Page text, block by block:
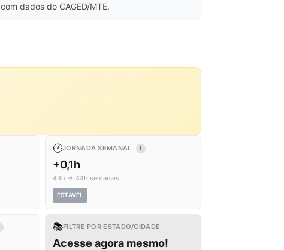
com dados do CAGED/MTE.
🕐JORNADA SEMANAL I
+0,1h
43h → 44h semanais
ESTÁVEL
📚FILTRE POR ESTADO/CIDADE
Acesse agora mesmo!